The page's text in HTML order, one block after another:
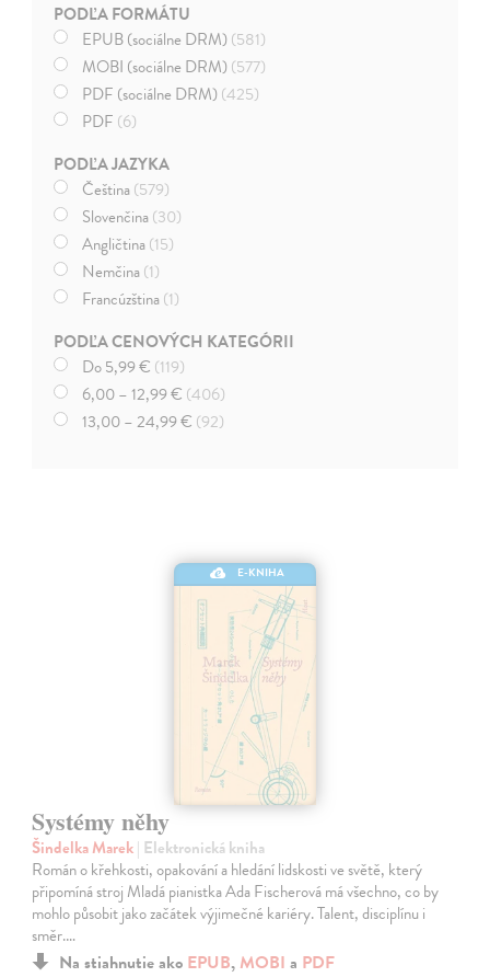
PODĽA FORMÁTU
EPUB (sociálne DRM)(581)
MOBI (sociálne DRM)(577)
PDF (sociálne DRM)(425)
PDF (6)
PODĽA JAZYKA
Čeština(579)
Slovenčina(30)
Angličtina(15)
Nemčina(1)
Francúzština(1)
PODĽA CENOVÝCH KATEGÓRII
Do 5,99 € (119)
6,00 – 12,99 € (406)
13,00 – 24,99 € (92)
E-KNIHA
Systémy něhy
Šindelka Marek| Elektronická kniha
Román o křehkosti, opakování a hledání lidskosti ve světě, který
připomíná stroj Mladá pianistka Ada Fischerová má všechno, co by
mohlo působit jako začátek výjimečné kariéry. Talent, disciplínu i
směr.…
Na stiahnutie ako EPUB, MOBI a PDF